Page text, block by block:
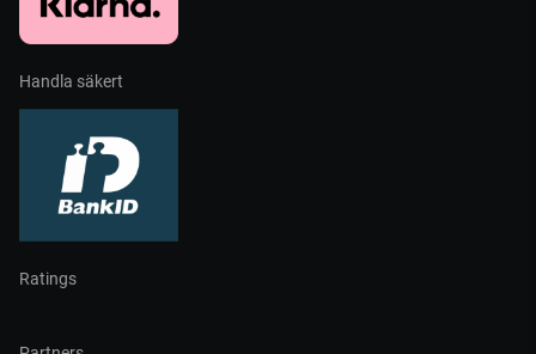
Handla säkert
Ratings